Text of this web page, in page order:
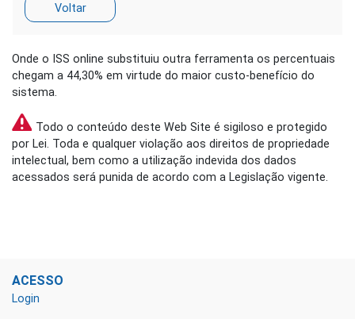
Onde o ISS online substituiu outra ferramenta os percentuais
chegam a 44,30% em virtude do maior custo-benefício do
sistema.
Todo o conteúdo deste Web Site é sigiloso e protegido
por Lei. Toda e qualquer violação aos direitos de propriedade
intelectual, bem como a utilização indevida dos dados
acessados será punida de acordo com a Legislação vigente.
ACESSO
Login